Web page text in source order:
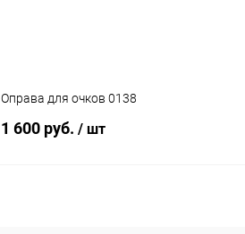
Оправа для очков 0138
1 600 руб. / шт